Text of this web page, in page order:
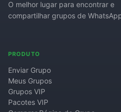
O melhor lugar para encontrar e
compartilhar grupos de
PRODUTO
Enviar Grupo
Meus Grupos
Grupos VIP
Pacotes VIP